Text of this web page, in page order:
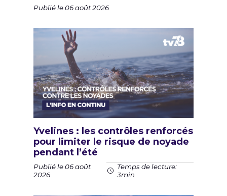
Publié le 06 août 2026
Yvelines : les contrôles renforcés
pour limiter le risque de noyade
pendant l’été
Publié le 06 août
2026
Temps de lecture:
3min